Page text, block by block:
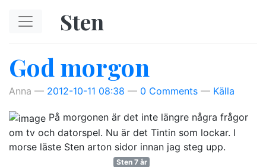
Sten
God morgon
Anna 2012-10-11 08:38 0 Comments Källa
På morgonen är det inte längre några frågor
om tv och datorspel. Nu är det Tintin som lockar. I
morse läste Sten arton sidor innan jag steg upp.
Sten 7 år